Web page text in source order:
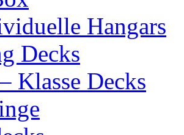
Hangars
Decks
Klasse Decks